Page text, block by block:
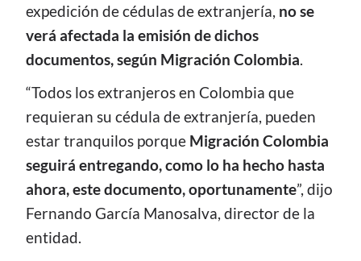
expedición de cédulas de extranjería, no se
verá afectada la emisión de dichos
documentos, según Migración Colombia.
“Todos los extranjeros en Colombia que
requieran su cédula de extranjería, pueden
estar tranquilos porque Migración Colombia
seguirá entregando, como lo ha hecho hasta
ahora, este documento, oportunamente”, dijo
Fernando García Manosalva, director de la
entidad.